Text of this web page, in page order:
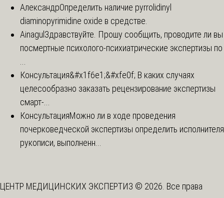
АлександрОпределить наличие pyrrolidinyl
diaminopyrimidine oxide в средстве.
Ainagul Здравствуйте. Прошу сообщить, проводите ли вы
посмертные психолого-психиатрические экспертизы по
Консультация&#x1f6e1;&#xfe0f; В каких случаях
целесообразно заказать рецензирование экспертизы
смарт-...
КонсультацияМожно ли в ходе проведения
почерковедческой экспертизы определить исполнителя
рукописи, выполненн...
ЦЕНТР МЕДИЦИНСКИХ ЭКСПЕРТИЗ © 2026. Все права